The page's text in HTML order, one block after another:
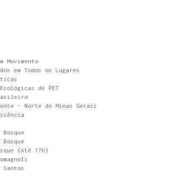
Movimento
em Todos os Lugares
de PET
- Norte de Minas Gerais
(Até 17h)
Santos